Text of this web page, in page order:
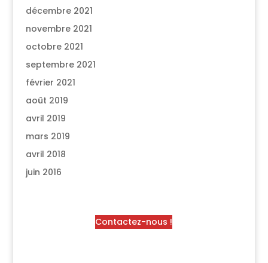
décembre 2021
novembre 2021
octobre 2021
septembre 2021
février 2021
août 2019
avril 2019
mars 2019
avril 2018
juin 2016
Contactez-nous !